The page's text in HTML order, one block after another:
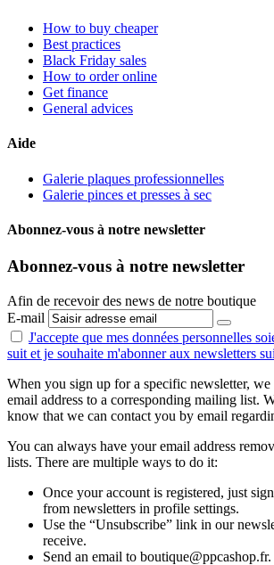
How to buy cheaper
Best practices
Black Friday sales
How to order online
Get finance
General advices
Aide
Galerie plaques professionnelles
Galerie pinces et presses à sec
Abonnez-vous à notre newsletter
Abonnez-vous à notre newsletter
Afin de recevoir des news de notre boutique
E-mail
J'accepte que mes données personnelles
suit et je souhaite m'abonner aux newsletters
When you sign up for a specific newsletter,
email address to a corresponding mailing list.
know that we can contact you by email
You can always have your email address
lists. There are multiple ways to do it:
Once your account is registered, just
from newsletters in profile settings.
Use the “Unsubscribe” link in our
receive.
Send an email to boutique@ppcashop.fr.